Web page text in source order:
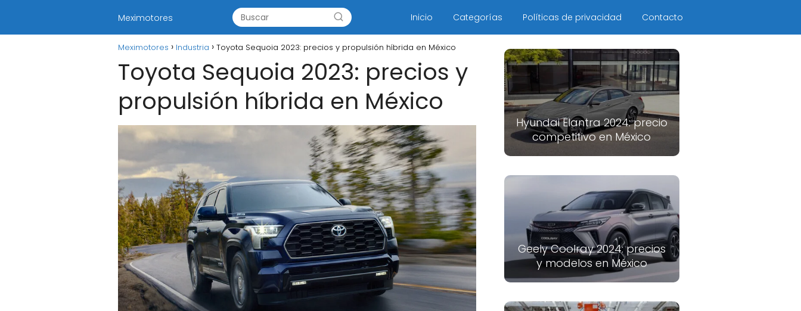
Meximotores Inicio Categorías Políticas de privacidad Contacto
Meximotores Industria Toyota Sequoia 2023: precios y propulsión híbrida en México
Toyota Sequoia 2023: precios y
propulsión híbrida en México
Hyundai Elantra 2024: precio
competitivo en México
Geely Coolray 2024: precios
y modelos en México